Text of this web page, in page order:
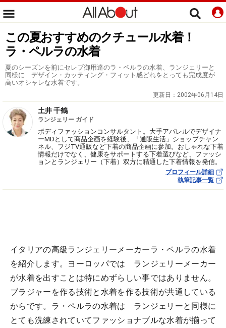
この夏おすすめのクチュール水着！
ラ・ペルラの水着
夏のシーズンを前にセレブ御用達のラ・ペルラの水着、ランジェリーと
同様に デザイン・カッティング・フィット感どれをとっても完成度が
高いオシャレな水着です。
更新日： 2002年06月14日
土井 千鶴
ランジェリー ガイド
ボディファッションコンサルタント。大手アパレルでデザイナ
ーMDとして商品企画を経験後、「通販生活」ショップチャン
ネル、フジTV通販など下着の商品企画に参加。おしゃれな下着
情報だけでなく、健康をサポートする下着選びなど、ファッシ
ョンとランジェリー（下着）双方に精通した下着情報を発信。
プロフィール詳細
執筆記事一覧
イタリアの高級ランジェリーメーカーラ・ペルラの水着
を紹介します。ヨーロッパでは ランジェリーメーカー
が水着を出すことは特にめずらしい事ではありません。
ブラジャーを作る技術と水着を作る技術が共通している
からです。ラ・ペルラの水着は ランジェリーと同様に
とても洗練されていてファッショナブルな水着が揃って